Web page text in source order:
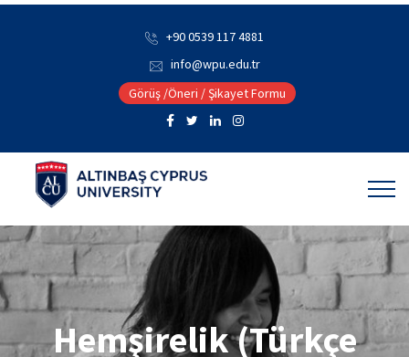
+90 0539 117 4881
info@wpu.edu.tr
Görüş /Öneri / Şikayet Formu
Hemşirelik (Türkçe